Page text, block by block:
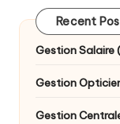
Recent
Gestion Salaire
Gestion
Gestion